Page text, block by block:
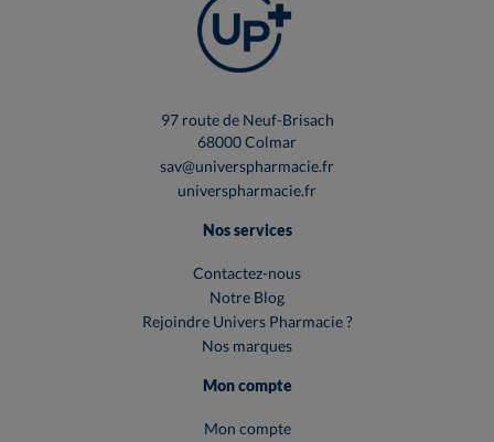
97 route de Neuf-Brisach
68000 Colmar
sav@universpharmacie.fr
universpharmacie.fr
Nos services
Contactez-nous
Notre Blog
Rejoindre Univers Pharmacie ?
Nos marques
Mon compte
Mon compte